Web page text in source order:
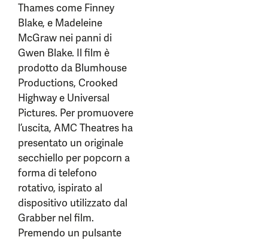
Thames come Finney
Blake, e Madeleine
McGraw nei panni di
Gwen Blake. Il film è
prodotto da Blumhouse
Productions, Crooked
Highway e Universal
Pictures. Per promuovere
l’uscita, AMC Theatres ha
presentato un originale
secchiello per popcorn a
forma di telefono
rotativo, ispirato al
dispositivo utilizzato dal
Grabber nel film.
Premendo un pulsante